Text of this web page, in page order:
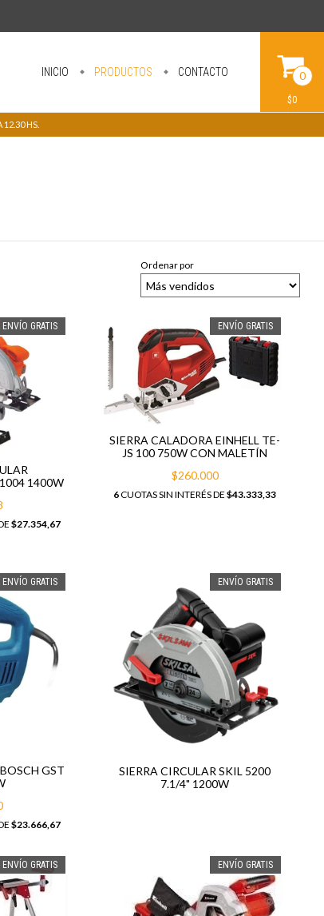
INICIO PRODUCTOS CONTACTO 0
$0
HS.
Ordenar por
ENVÍO GRATIS
1400W
$27.354,67
ENVÍO GRATIS
SIERRA CALADORA EINHELL TE-
JS 100 750W CON MALETÍN
$260.000
6CUOTAS SIN INTERÉS DE$43.333,33
ENVÍO GRATIS
GST
$23.666,67
ENVÍO GRATIS
SIERRA CIRCULAR SKIL 5200
7.1/4" 1200W
ENVÍO GRATIS ENVÍO GRATIS